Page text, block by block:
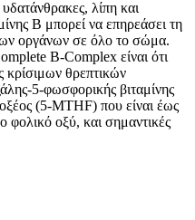
λίπη και
Β μπορεί να επηρεάσει τη
οργάνων σε όλο το σώμα.
B-Complex είναι ότι
κρίσιμων θρεπτικών
5-φωσφορικής βιταμίνης
(5-MTHF) που είναι έως
φολικό οξύ, και σημαντικές